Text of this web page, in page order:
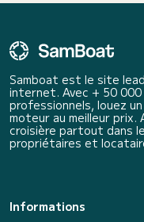
Samboat est le site
internet. Avec + 50
professionnels, louez
moteur au meilleur prix.
croisière partout dans
propriétaires et
Informations